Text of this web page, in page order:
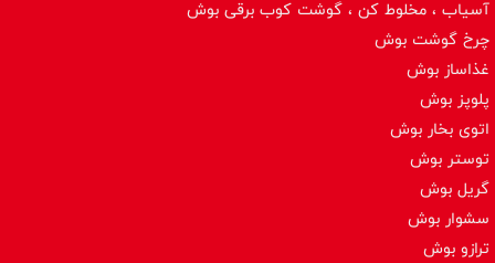
آسیاب ، مخلوط کن ، گوشت کوب برقی بوش
چرخ گوشت بوش
غذاساز بوش
پلوپز بوش
اتوی بخار بوش
توستر بوش
گریل بوش
سشوار بوش
ترازو بوش